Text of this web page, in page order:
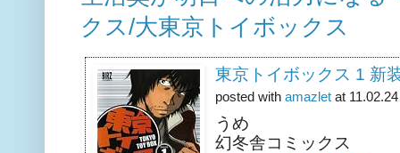
クス/大東京トイボックス
東京トイボックス 1 新
posted with amazlet at 11.02.24
うめ
幻冬舎コミックス